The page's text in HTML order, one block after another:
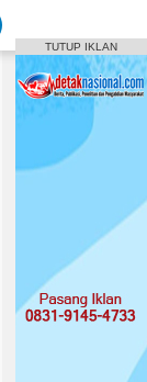
TUTUP IKLAN